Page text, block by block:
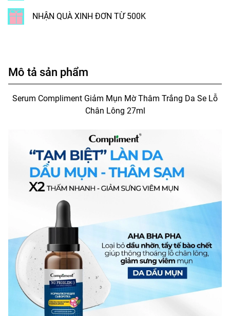
NHẬN QUÀ XINH ĐƠN TỪ 500K
Mô tả sản phẩm
Serum Compliment Giảm Mụn Mờ Thâm Trắng Da Se Lỗ
Chân Lông 27ml